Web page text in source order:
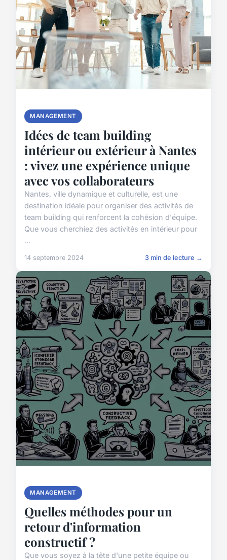
MANAGEMENT
Idées de team building
intérieur ou extérieur à Nantes
: vivez une expérience unique
avec vos collaborateurs
Nantes, ville dynamique et culturelle, est une
destination idéale pour organiser des activités de
team building qui renforcent la cohésion d'équipe.
Que vous cherchiez des activités en intérieur pour
...
14 septembre 2024 3 min de lecture →
MANAGEMENT
Quelles méthodes pour un
retour d'information
constructif ?
Que vous soyez à la tête d'une petite équipe ou